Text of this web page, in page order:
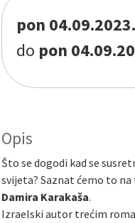
pon 04.09.2023.
do pon
Opis
Što se dogodi kad se
svijeta? Saznat ćemo to
Damira Karakaša.
Izraelski autor trećim